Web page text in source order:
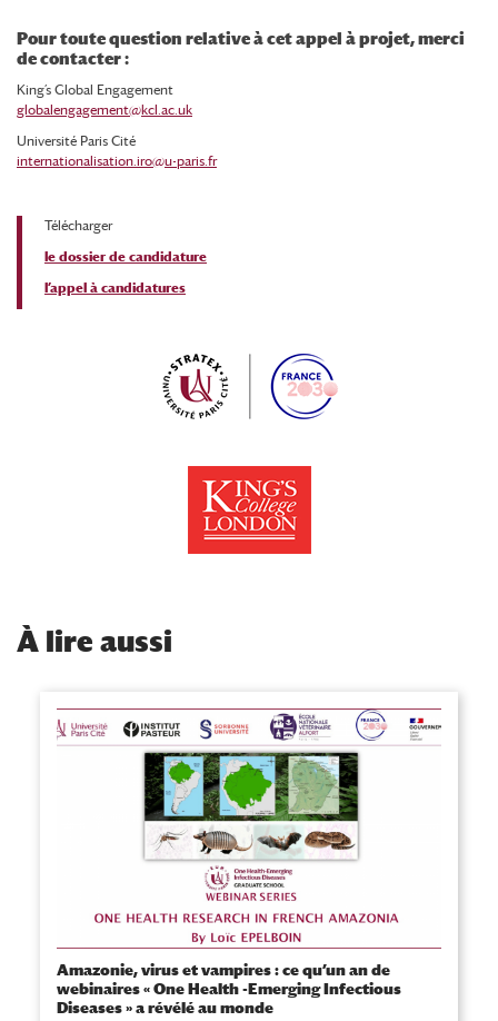
Pour toute question relative à cet appel à projet, merci
de contacter :
King’s Global Engagement
globalengagement@kcl.ac.uk
Université Paris Cité
internationalisation.iro@u-paris.fr
Télécharger
le dossier de candidature
l’appel à candidatures
À lire aussi
Amazonie, virus et vampires : ce qu’un an de
webinaires « One Health -Emerging Infectious
Diseases » a révélé au monde